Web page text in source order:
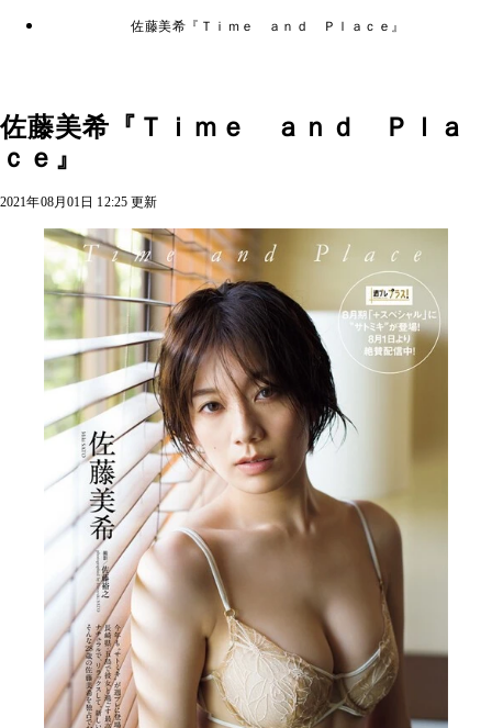
佐藤美希『Ｔｉｍｅ ａｎｄ Ｐｌａｃｅ』
佐藤美希『Ｔｉｍｅ ａｎｄ Ｐｌａ
ｃｅ』
2021年08月01日 12:25 更新